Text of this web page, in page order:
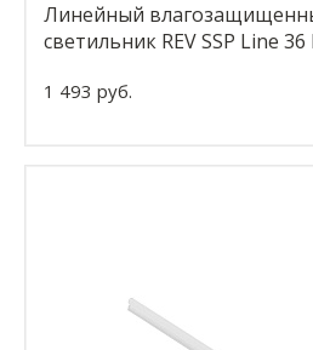
Линейный
светильник REV SSP Line
1 493 руб.